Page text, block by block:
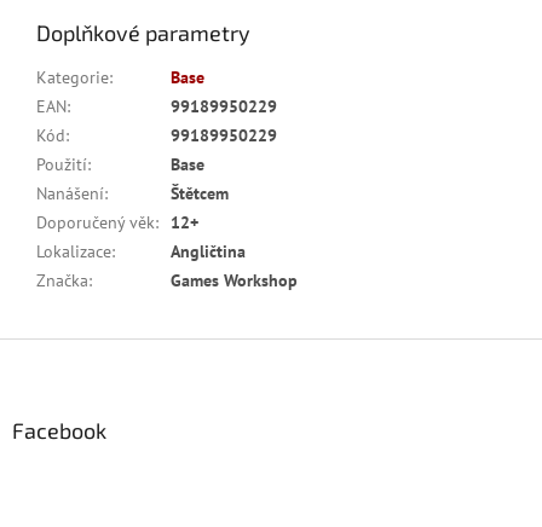
Doplňkové parametry
Kategorie:
Base
EAN:
99189950229
Kód:
99189950229
Použití:
Base
Nanášení:
Štětcem
Doporučený věk:
12+
Lokalizace:
Angličtina
Značka: Games Workshop
Facebook